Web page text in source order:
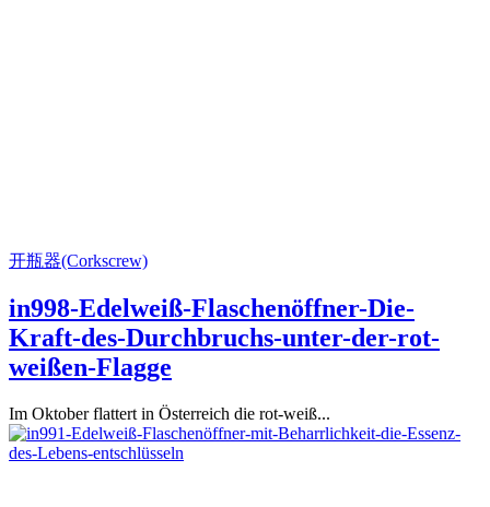
开瓶器(Corkscrew)
in998-Edelweiß-Flaschenöffner-Die-
Kraft-des-Durchbruchs-unter-der-rot-
weißen-Flagge
Im Oktober flattert in Österreich die rot-weiß...